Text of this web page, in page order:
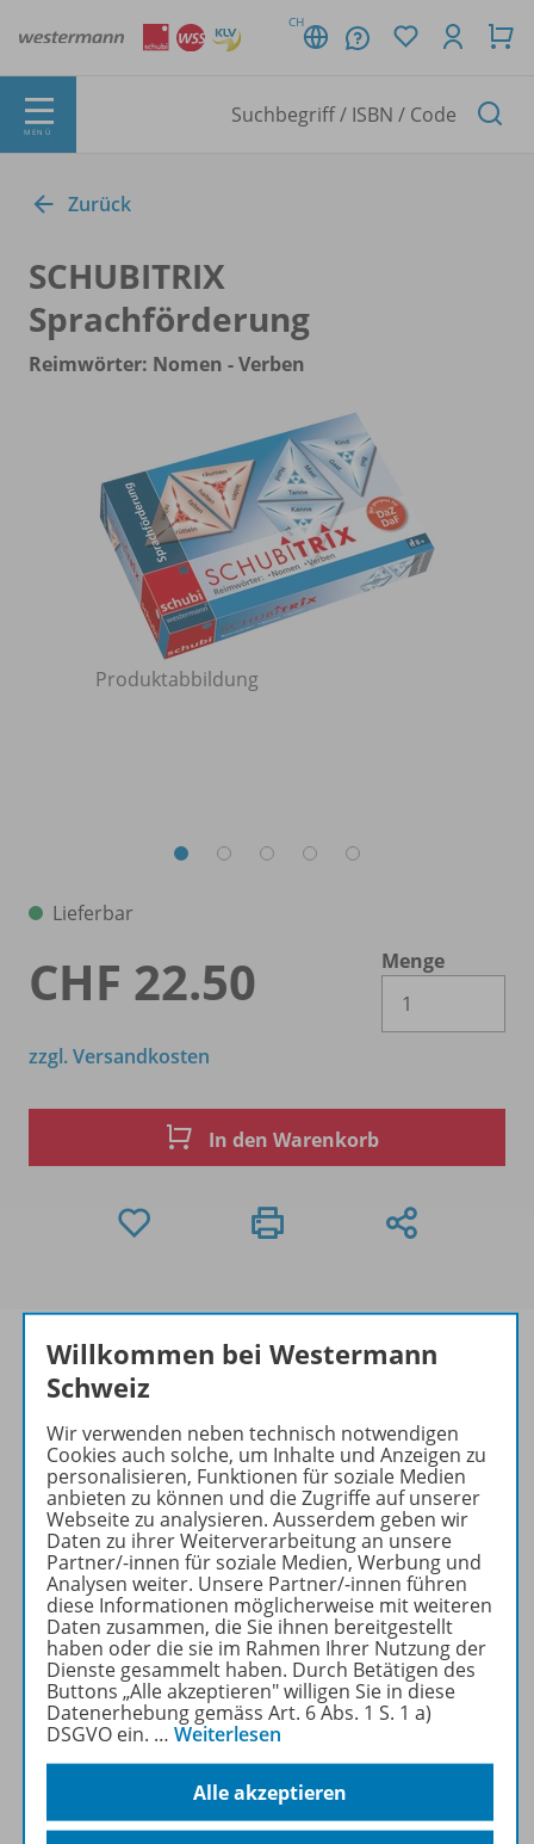
CH
MENÜ
Zurück
SCHUBITRIX
Sprachförderung
Reimwörter: Nomen - Verben
Produktabbildung
Lieferbar
CHF 22.50
Menge
zzgl. Versandkosten
In den Warenkorb
Produktinformationen
Beschreibung
Zugehörige Produkte
Video
Benachrichtigungs-Service
Willkommen bei Westermann
Schweiz
Wir verwenden neben technisch notwendigen
Cookies auch solche, um Inhalte und Anzeigen zu
personalisieren, Funktionen für soziale Medien
anbieten zu können und die Zugriffe auf unserer
Webseite zu analysieren. Ausserdem geben wir
Daten zu ihrer Weiterverarbeitung an unsere
Partner/-innen für soziale Medien, Werbung und
Analysen weiter. Unsere Partner/-innen führen
diese Informationen möglicherweise mit weiteren
Daten zusammen, die Sie ihnen bereitgestellt
haben oder die sie im Rahmen Ihrer Nutzung der
Dienste gesammelt haben. Durch Betätigen des
Buttons „Alle akzeptieren" willigen Sie in diese
Datenerhebung gemäss Art. 6 Abs. 1 S. 1 a)
DSGVO ein. … Weiterlesen
Alle akzeptieren